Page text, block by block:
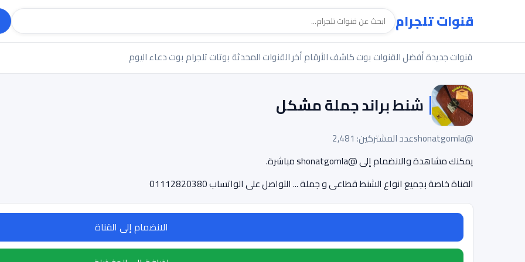
قنوات تلجرام
قنوات جديدةأفضل القنواتبوت كاشف الأرقامأخر القنوات المحدثةبوتات تلجرام بوت دعاء اليوم
شنط براند جملة مشكل
@shonatgomla
عدد المشتركين: 2,481
يمكنك مشاهدة والانضمام إلى @shonatgomla مباشرة.
القناة خاصة بجميع انواع الشنط قطاعى و جملة ... التواصل على الواتساب 01112820380
الانضمام إلى القناة